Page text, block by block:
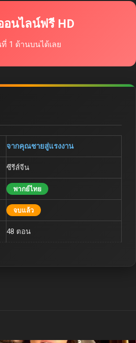
นไลน์ฟรี HD
1 ด้านบนได้เลย
จากคุณชายสู่แรงงาน
ซีรีส์จีน
พากย์ไทย
จบแล้ว
48 ตอน